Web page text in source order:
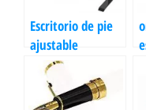
Escritorio de pie
ajustable